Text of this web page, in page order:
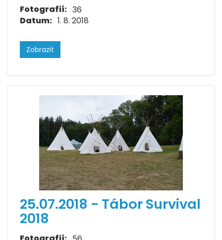
Fotografií: 36
Datum: 1. 8. 2018
Zobrazit
25.07.2018 - Tábor Survival
2018